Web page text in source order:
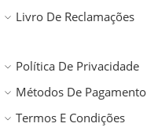
Livro De Reclamações
Política De Privacidade
Métodos De Pagamento
Termos E Condições